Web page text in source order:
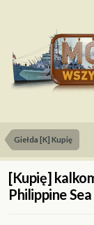
Giełda [K] Kupię
[Kupię]
Philippine